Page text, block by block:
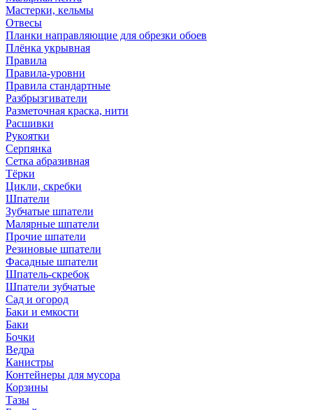
Мастерки, кельмы
Отвесы
Планки направляющие для обрезки обоев
Плёнка укрывная
Правила
Правила-уровни
Правила стандартные
Разбрызгиватели
Разметочная краска, нити
Расшивки
Рукоятки
Серпянка
Сетка абразивная
Тёрки
Цикли, скребки
Шпатели
Зубчатые шпатели
Малярные шпатели
Прочие шпатели
Резиновые шпатели
Фасадные шпатели
Шпатель-скребок
Шпатели зубчатые
Сад и огород
Баки и емкости
Баки
Бочки
Ведра
Канистры
Контейнеры для мусора
Корзины
Тазы